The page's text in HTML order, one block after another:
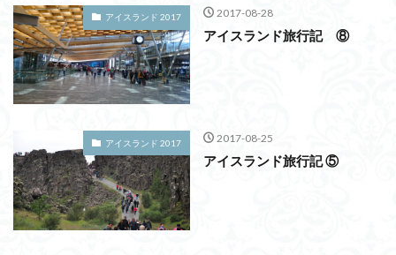
アイスランド 2017 2017-08-28
アイスランド旅行記 ⑧
アイスランド 2017 2017-08-25
アイスランド旅行記 ⑤